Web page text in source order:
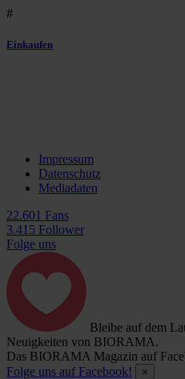
#
Einkaufen
Impressum
Datenschutz
Mediadaten
22.601 Fans
3.415 Follower
Folge uns
Bleibe auf dem
Neuigkeiten von BIORAMA.
Das BIORAMA Magazin auf
Folge uns auf Facebook!
×